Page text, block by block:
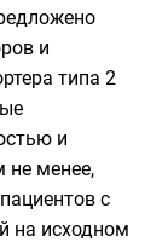
и
типа 2
и
не менее,
с
на исходном